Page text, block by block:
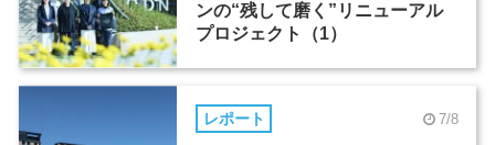
ンの“残して磨く”リニューアル
プロジェクト（1）
レポート 7/8